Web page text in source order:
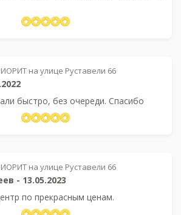
на улице Руставели 66
быстро, без очереди. Спасибо
на улице Руставели 66
- 13.05.2023
по прекрасным ценам.